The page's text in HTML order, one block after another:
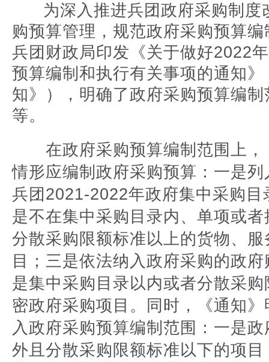
为深入推进兵团政府采购制度
购预算管理，规范政府采购预算
兵团财政局印发《关于做好2022
预算编制和执行有关事项的通知
知》），明确了政府采购预算编
等。
在政府采购预算编制范围上
情形应编制政府采购预算：一是
兵团2021-2022年政府集中采购目
是不在集中采购目录内、单项或
分散采购限额标准以上的货物、
目；三是依法纳入政府采购的政
是集中采购目录以内或者分散采
密政府采购项目。同时，《通知
入政府采购预算编制范围：一是
外且分散采购限额标准以下的项